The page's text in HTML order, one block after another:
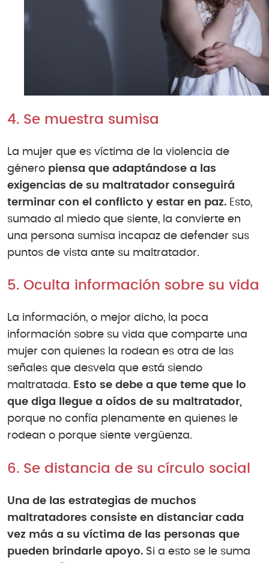
4. Se muestra sumisa
La mujer que es víctima de la violencia de
género piensa que adaptándose a las
exigencias de su maltratador conseguirá
terminar con el conflicto y estar en paz. Esto,
sumado al miedo que siente, la convierte en
una persona sumisa incapaz de defender sus
puntos de vista ante su maltratador.
5. Oculta información sobre su vida
La información, o mejor dicho, la poca
información sobre su vida que comparte una
mujer con quienes la rodean es otra de las
señales que desvela que está siendo
maltratada. Esto se debe a que teme que lo
que diga llegue a oídos de su maltratador,
porque no confía plenamente en quienes le
rodean o porque siente vergüenza.
6. Se distancia de su círculo social
Una de las estrategias de muchos
maltratadores consiste en distanciar cada
vez más a su víctima de las personas que
pueden brindarle apoyo. Si a esto se le suma